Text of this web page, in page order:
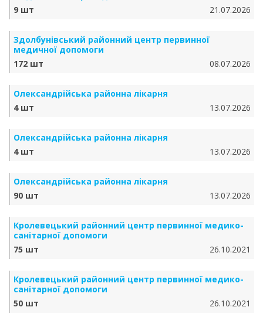
9 шт
21.07.2026
Здолбунівський районний центр первинної
медичної допомоги
172 шт
08.07.2026
Олександрійська районна лікарня
4 шт
13.07.2026
Олександрійська районна лікарня
4 шт
13.07.2026
Олександрійська районна лікарня
90 шт
13.07.2026
Кролевецький районний центр первинної медико-
санітарної допомоги
75 шт
26.10.2021
Кролевецький районний центр первинної медико-
санітарної допомоги
50 шт
26.10.2021